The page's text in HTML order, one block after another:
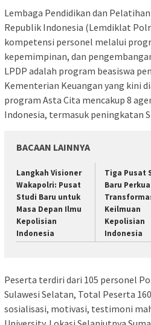
Lembaga Pendidikan dan
Republik Indonesia (Lemdiklat
kompetensi personel melalui
kepemimpinan, dan
LPDP adalah program beasiswa
Kementerian Keuangan yang kini
program Asta Cita mencakup 8
Indonesia, termasuk peningkatan
BACAAN LAINNYA
Langkah Visioner
Wakapolri: Pusat
Studi Baru untuk
Masa Depan Ilmu
Kepolisian
Indonesia
Tiga Pusat
Baru
Keilmuan
Kepolisian
Indonesia
Peserta terdiri dari 105 personel
Sulawesi Selatan, Total Peserta
sosialisasi, motivasi, testimoni